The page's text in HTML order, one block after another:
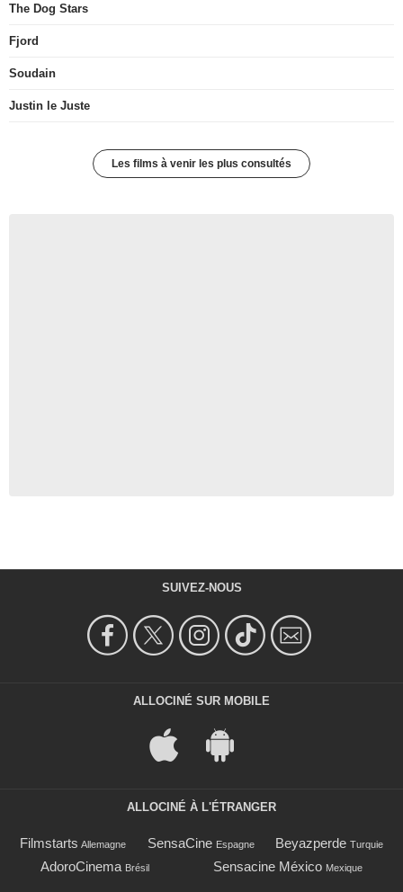
The Dog Stars
Fjord
Soudain
Justin le Juste
Les films à venir les plus consultés
SUIVEZ-NOUS
ALLOCINÉ SUR MOBILE
ALLOCINÉ À L'ÉTRANGER
Filmstarts Allemagne SensaCine Espagne Beyazperde Turquie
AdoroCinema Brésil Sensacine México Mexique